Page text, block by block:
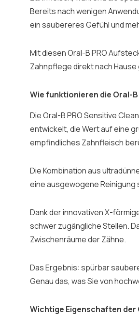
Bereits nach wenigen
ein saubereres Gefühl und
Mit diesen Oral-B PRO
Zahnpflege direkt nach
Wie funktionieren die Oral-
Die Oral-B PRO Sensitive
entwickelt, die Wert auf eine
empfindliches Zahnfleisch
Die Kombination aus
eine ausgewogene Reinigung
Dank der innovativen X-
schwer zugängliche Stellen.
Zwischenräume der Zähne.
Das Ergebnis: spürbar
Genau das, was Sie von
Wichtige Eigenschaften der